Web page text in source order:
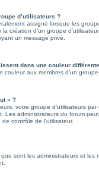
d’utilisateurs ?
assigné lorsque les
création d’un groupe
un message privé.
dans une couleur
aux membres d’un
» ?
votre groupe d’utilisateurs
administrateurs du forum
contrôle de l’utilisateur.
sont les administrateurs et